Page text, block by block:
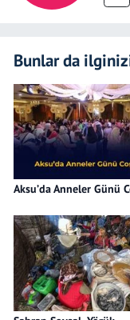
Bunlar da
Aksu’da Anneler Günü